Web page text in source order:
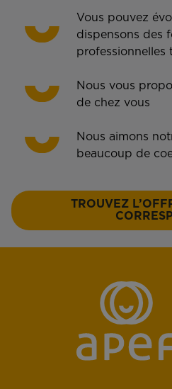
Vous pouvez
dispensons des
professionnelles
Nous vous
de chez vous
Nous aimons
beaucoup de
TROUVEZ